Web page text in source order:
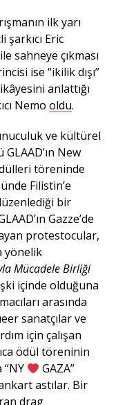
ilk yarı
şarkıcı Eric
sahneye çıkması
ise “ikilik dışı”
anlattığı
Nemo oldu.
ve kültürel
New
töreninde
Filistin’e
bir
Gazze’de
protestocular,
yönelik
Mücadele Birliği
içinde olduğuna
arasında
sanatçılar ve
için çalışan
ödül töreninin
“NY
GAZA”
astılar. Bir
drag